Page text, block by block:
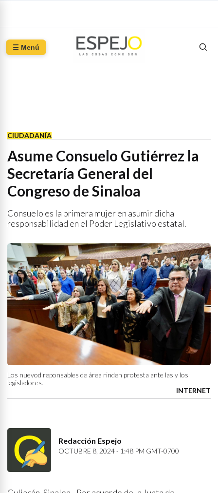
☰ Menú
CIUDADANÍA
Asume Consuelo Gutiérrez la
Secretaría General del
Congreso de Sinaloa
Consuelo es la primera mujer en asumir dicha
responsabilidad en el Poder Legislativo estatal.
Los nuevod reponsables de área rinden protesta ante las y los
legisladores.
INTERNET
Redacción Espejo
OCTUBRE 8, 2024 - 1:48 PM GMT-0700